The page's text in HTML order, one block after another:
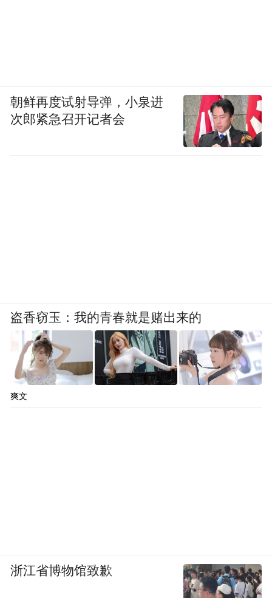
朝鲜再度试射导弹，小泉进
次郎紧急召开记者会
盗香窃玉：我的青春就是赌出来的
爽文
浙江省博物馆致歉